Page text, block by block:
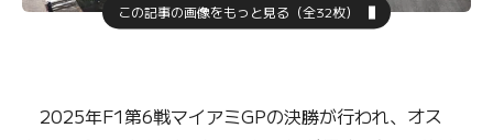
この記事の画像をもっと見る（全32枚）
2025年F1第6戦マイアミGPの決勝が行われ、オス